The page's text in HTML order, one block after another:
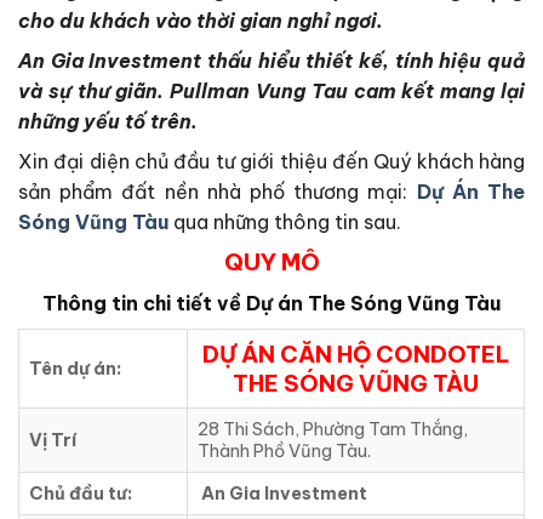
cho du khách vào thời gian nghỉ ngơi.
An Gia Investment thấu hiểu thiết kế, tính hiệu quả
và sự thư giãn. Pullman Vung Tau cam kết mang lại
những yếu tố trên.
Xin đại diện chủ đầu tư giới thiệu đến Quý khách hàng
sản phẩm đất nền nhà phố thương mại: Dự Án The
Sóng Vũng Tàu qua những thông tin sau.
QUY MÔ
Thông tin chi tiết về Dự án The Sóng Vũng Tàu
Tên dự án:
DỰ ÁN CĂN HỘ CONDOTEL
THE SÓNG VŨNG TÀU
Vị Trí
28 Thi Sách, Phường Tam Thắng,
Thành Phồ Vũng Tàu.
Chủ đầu tư:
An Gia Investment